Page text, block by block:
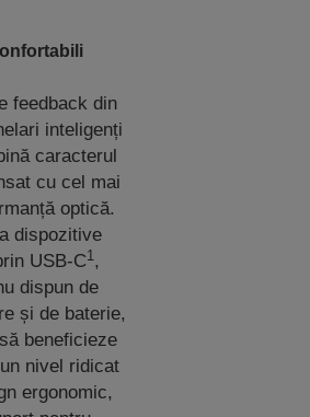
feedback din
inteligenți
caracterul
cu cel mai
optică.
dispozitive
USB-C1 ,
dispun de
și de baterie,
beneficieze
nivel ridicat
ergonomic,